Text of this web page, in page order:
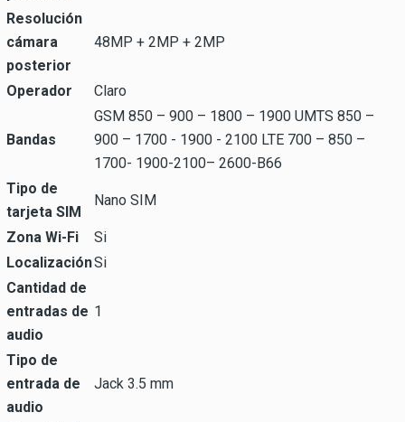
Resolución
cámara
posterior
48MP + 2MP + 2MP
Operador Claro
Bandas
GSM 850 – 900 – 1800 – 1900 UMTS 850 –
900 – 1700 - 1900 - 2100 LTE 700 – 850 –
1700- 1900-2100– 2600-B66
Tipo de
tarjeta SIM
Nano SIM
Zona Wi-Fi
Si
LocalizaciónSi
Cantidad de
entradas de
audio
1
Tipo de
entrada de
audio
Jack 3.5 mm